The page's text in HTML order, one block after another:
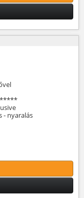
*****
- nyaralás